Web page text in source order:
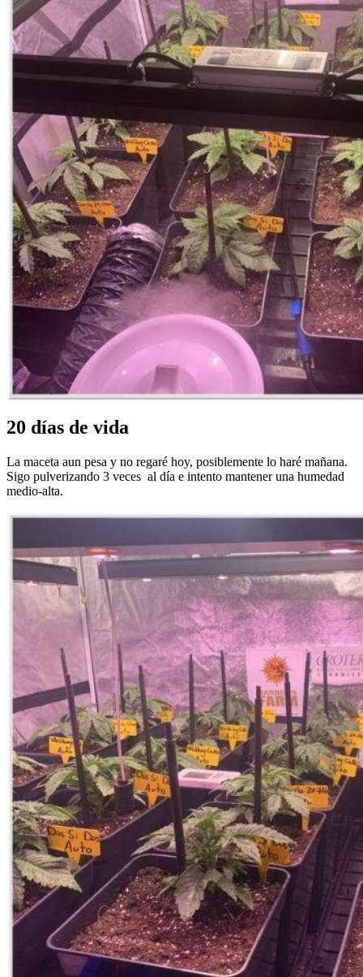
20 días de vida
La maceta aun pesa y no regaré hoy, posiblemente lo haré mañana.
Sigo pulverizando 3 veces al día e intento mantener una humedad
medio-alta.